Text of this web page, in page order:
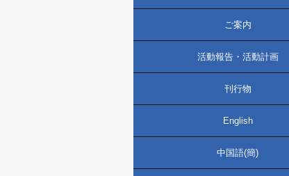
ご案内
活動報告・活動計画
刊行物
English
中国語(簡)